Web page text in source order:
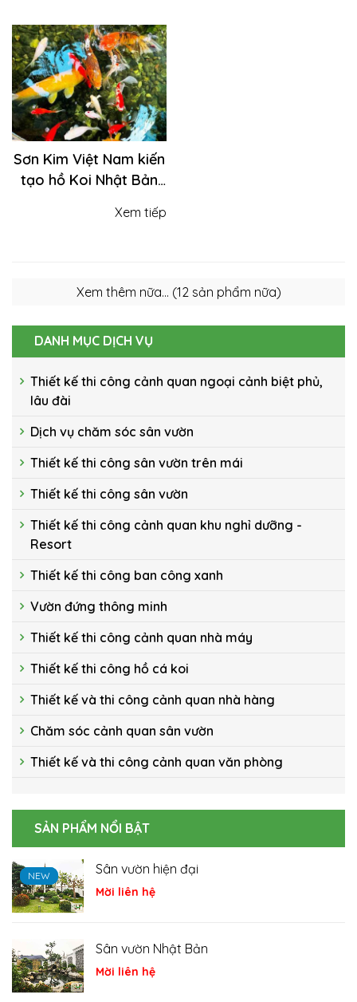
Sơn Kim Việt Nam kiến
tạo hồ Koi Nhật Bản
khỏe - Vườn xinh -
Xem tiếp
DANH MỤC DỊCH VỤ
Thiết kế thi công cảnh quan ngoại cảnh biệt phủ,
lâu đài
Dịch vụ chăm sóc sân vườn
Thiết kế thi công sân vườn trên mái
Thiết kế thi công sân vườn
Thiết kế thi công cảnh quan khu nghỉ dưỡng -
Resort
Thiết kế thi công ban công xanh
Vườn đứng thông minh
Thiết kế thi công cảnh quan nhà máy
Thiết kế thi công hồ cá koi
Thiết kế và thi công cảnh quan nhà hàng
Chăm sóc cảnh quan sân vườn
Thiết kế và thi công cảnh quan văn phòng
SẢN PHẨM NỔI BẬT
NEW Hồ cá Koi
Mời liên hệ
NEW
Cá Koi
Mời liên hệ
NEW